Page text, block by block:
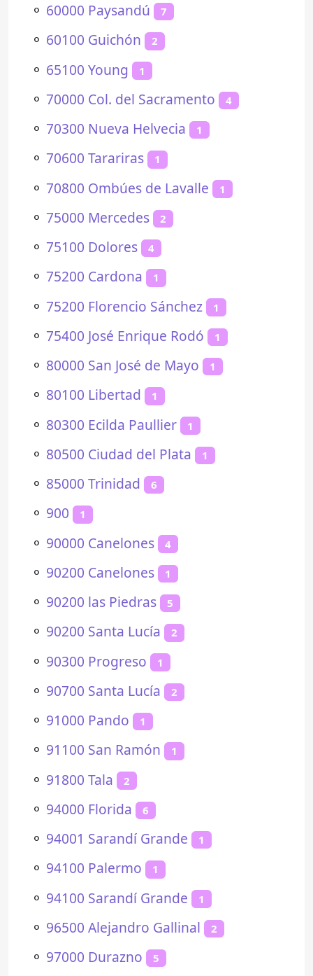
⚬ 60000 Paysandú 7
⚬ 60100 Guichón 2
⚬ 65100 Young 1
⚬ 70000 Col. del Sacramento 4
⚬ 70300 Nueva Helvecia 1
⚬ 70600 Tarariras 1
⚬ 70800 Ombúes de Lavalle 1
⚬ 75000 Mercedes 2
⚬ 75100 Dolores 4
⚬ 75200 Cardona 1
⚬ 75200 Florencio Sánchez 1
⚬ 75400 José Enrique Rodó 1
⚬ 80000 San José de Mayo 1
⚬ 80100 Libertad 1
⚬ 80300 Ecilda Paullier 1
⚬ 80500 Ciudad del Plata 1
⚬ 85000 Trinidad 6
⚬ 900 1
⚬ 90000 Canelones 4
⚬ 90200 Canelones 1
⚬ 90200 las Piedras 5
⚬ 90200 Santa Lucía 2
⚬ 90300 Progreso 1
⚬ 90700 Santa Lucía 2
⚬ 91000 Pando 1
⚬ 91100 San Ramón 1
⚬ 91800 Tala 2
⚬ 94000 Florida 6
⚬ 94001 Sarandí Grande 1
⚬ 94100 Palermo 1
⚬ 94100 Sarandí Grande 1
⚬ 96500 Alejandro Gallinal 2
⚬ 97000 Durazno 5